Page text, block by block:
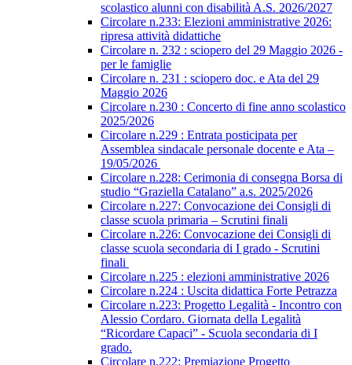
scolastico alunni con disabilità A.S. 2026/2027
Circolare n.233: Elezioni amministrative 2026:
ripresa attività didattiche
Circolare n. 232 : sciopero del 29 Maggio 2026 -
per le famiglie
Circolare n. 231 : sciopero doc. e Ata del 29
Maggio 2026
Circolare n.230 : Concerto di fine anno scolastico
2025/2026
Circolare n.229 : Entrata posticipata per
Assemblea sindacale personale docente e Ata –
19/05/2026
Circolare n.228: Cerimonia di consegna Borsa di
studio “Graziella Catalano” a.s. 2025/2026
Circolare n.227: Convocazione dei Consigli di
classe scuola primaria – Scrutini finali
Circolare n.226: Convocazione dei Consigli di
classe scuola secondaria di I grado - Scrutini
finali
Circolare n.225 : elezioni amministrative 2026
Circolare n.224 : Uscita didattica Forte Petrazza
Circolare n.223: Progetto Legalità - Incontro con
Alessio Cordaro. Giornata della Legalità
“Ricordare Capaci” - Scuola secondaria di I
grado.
Circolare n.222: Premiazione Progetto